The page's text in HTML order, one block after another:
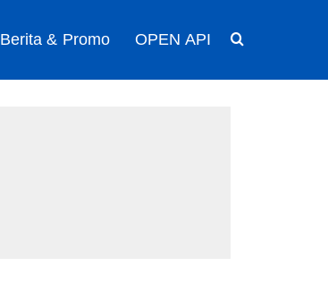
Berita & Promo OPEN API